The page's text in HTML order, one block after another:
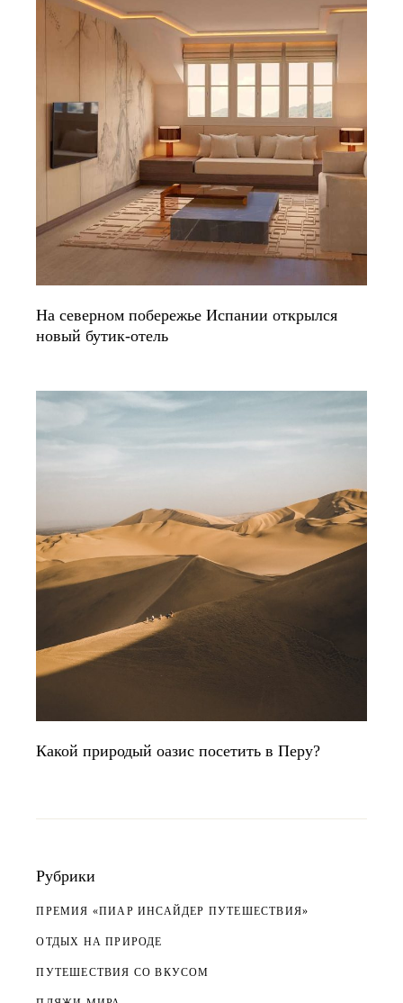
На северном побережье Испании открылся
новый бутик-отель
Какой природый оазис посетить в Перу?
Рубрики
ПРЕМИЯ «ПИАР ИНСАЙДЕР ПУТЕШЕСТВИЯ»
ОТДЫХ НА ПРИРОДЕ
ПУТЕШЕСТВИЯ СО ВКУСОМ